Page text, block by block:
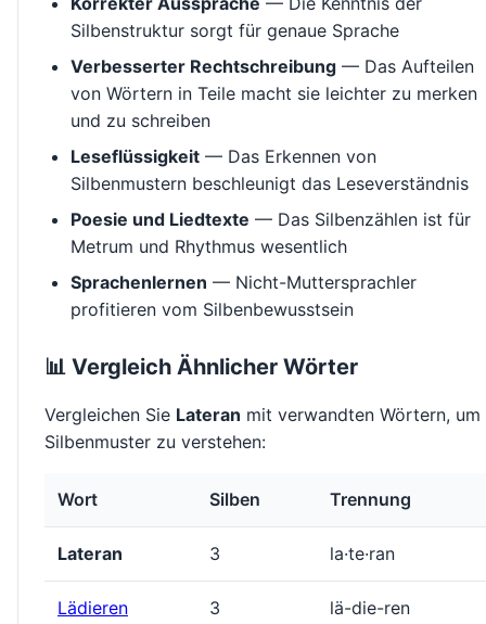
Silbenstruktur sorgt für genaue Sprache
Verbesserter Rechtschreibung — Das Aufteilen
von Wörtern in Teile macht sie leichter zu merken
und zu schreiben
Leseflüssigkeit — Das Erkennen von
Silbenmustern beschleunigt das Leseverständnis
Poesie und Liedtexte — Das Silbenzählen ist für
Metrum und Rhythmus wesentlich
Sprachenlernen — Nicht-Muttersprachler
profitieren vom Silbenbewusstsein
📊 Vergleich Ähnlicher Wörter
Vergleichen Sie Lateran mit verwandten Wörtern, um
Silbenmuster zu verstehen:
Wort Silben Trennung
Lateran 3 la·te·ran
Lädieren 3 lä-die-ren